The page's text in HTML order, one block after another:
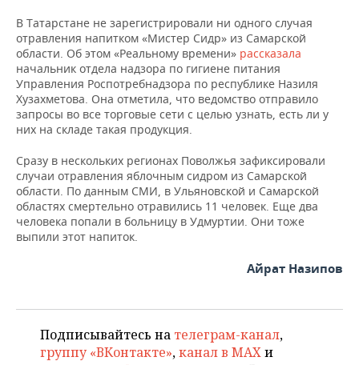
В Татарстане не зарегистрировали ни одного случая
отравления напитком «Мистер Сидр» из Самарской
области. Об этом «Реальному времени» рассказала
начальник отдела надзора по гигиене питания
Управления Роспотребнадзора по республике Назиля
Хузахметова. Она отметила, что ведомство отправило
запросы во все торговые сети с целью узнать, есть ли у
них на складе такая продукция.
Сразу в нескольких регионах Поволжья зафиксировали
случаи отравления яблочным сидром из Самарской
области. По данным СМИ, в Ульяновской и Самарской
областях смертельно отравились 11 человек. Еще два
человека попали в больницу в Удмуртии. Они тоже
выпили этот напиток.
Айрат Назипов
Подписывайтесь на телеграм-канал,
группу «ВКонтакте»,канал в MAXи